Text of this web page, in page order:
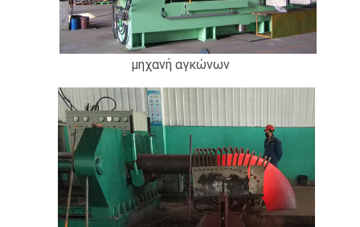
μηχανή αγκώνων